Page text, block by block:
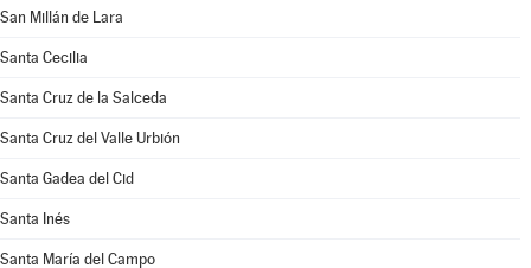
San Millán de Lara
Santa Cecilia
Santa Cruz de la Salceda
Santa Cruz del Valle Urbión
Santa Gadea del Cid
Santa Inés
Santa María del Campo